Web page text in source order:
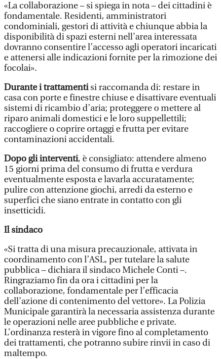
«La collaborazione – si spiega in nota – dei cittadini è
fondamentale. Residenti, amministratori
condominiali, gestori di attività e chiunque abbia la
disponibilità di spazi esterni nell’area interessata
dovranno consentire l’accesso agli operatori incaricati
e attenersi alle indicazioni fornite per la rimozione dei
focolai».
Durante i trattamentisi raccomanda di: restare in
casa con porte e finestre chiuse e disattivare eventuali
sistemi di ricambio d’aria; proteggere o mettere al
riparo animali domestici e le loro suppellettili;
raccogliere o coprire ortaggi e frutta per evitare
contaminazioni accidentali.
Dopo gli interventi, è consigliato: attendere almeno
15 giorni prima del consumo di frutta e verdura
eventualmente esposta e lavarla accuratamente;
pulire con attenzione giochi, arredi da esterno e
superfici che siano entrate in contatto con gli
insetticidi.
Il sindaco
«Si tratta di una misura precauzionale, attivata in
coordinamento con l’ASL, per tutelare la salute
pubblica – dichiara il sindaco Michele Conti –.
Ringraziamo fin da ora i cittadini per la
collaborazione, fondamentale per l’efficacia
dell’azione di contenimento del vettore». La Polizia
Municipale garantirà la necessaria assistenza durante
le operazioni nelle aree pubbliche e private.
L’ordinanza resterà in vigore fino al completamento
dei trattamenti, che potranno subire rinvii in caso di
maltempo.